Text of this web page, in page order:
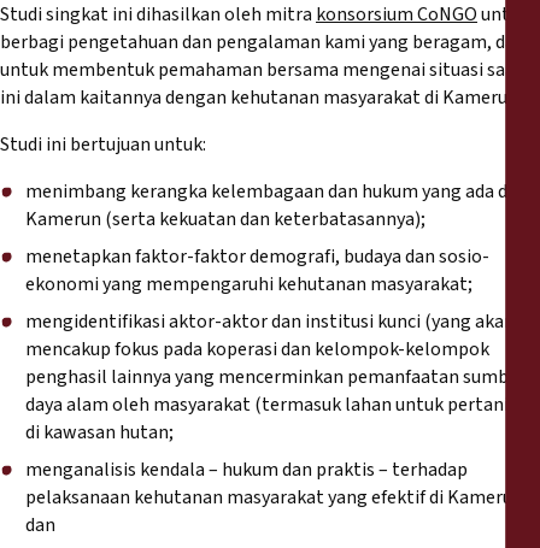
Press Room
Support Us
News
Press Releases
Training Materials
Briefing Papers
Legal Submissions
Declarations
Annual Reports
Studi singkat ini dihasilkan oleh mitra konsorsium CoNGOuntuk
berbagi pengetahuan dan pengalaman kami yang beragam, dan
untuk membentuk pemahaman bersama mengenai situasi saat
ini dalam kaitannya dengan kehutanan masyarakat di Kamerun.
Studi ini bertujuan untuk:
menimbang kerangka kelembagaan dan hukum yang ada di
Kamerun (serta kekuatan dan keterbatasannya);
menetapkan faktor-faktor demografi, budaya dan sosio-
ekonomi yang mempengaruhi kehutanan masyarakat;
mengidentifikasi aktor-aktor dan institusi kunci (yang akan
mencakup fokus pada koperasi dan kelompok-kelompok
penghasil lainnya yang mencerminkan pemanfaatan sumber
daya alam oleh masyarakat (termasuk lahan untuk pertanian)
di kawasan hutan;
menganalisis kendala – hukum dan praktis – terhadap
pelaksanaan kehutanan masyarakat yang efektif di Kamerun;
dan